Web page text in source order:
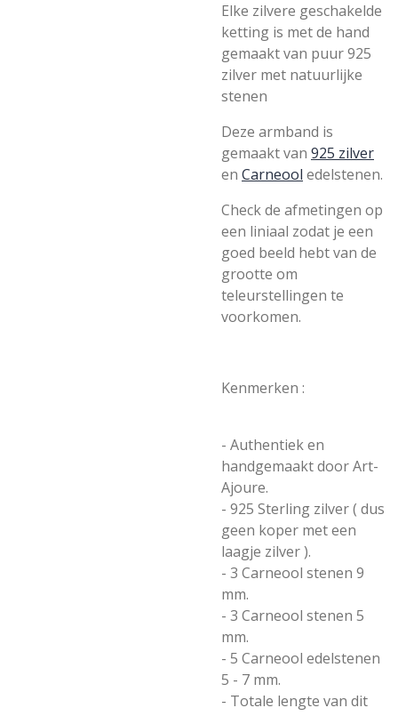
Elke zilvere geschakelde
ketting is met de hand
gemaakt van puur 925
zilver met natuurlijke
stenen
Deze armband is
gemaakt van 925 zilver
en Carneool edelstenen.
Check de afmetingen op
een liniaal zodat je een
goed beeld hebt van de
grootte om
teleurstellingen te
voorkomen.
Kenmerken :
- Authentiek en
handgemaakt door Art-
Ajoure.
- 925 Sterling zilver ( dus
geen koper met een
laagje zilver ).
- 3 Carneool stenen 9
mm.
- 3 Carneool stenen 5
mm.
- 5 Carneool edelstenen
5 - 7 mm.
- Totale lengte van dit